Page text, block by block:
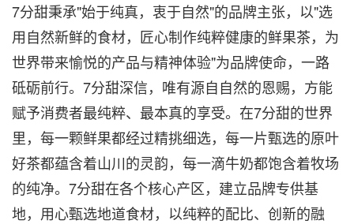
7分甜秉承"始于纯真，衷于自然"的品牌主张，以"选
用自然新鲜的食材，匠心制作纯粹健康的鲜果茶，为
世界带来愉悦的产品与精神体验"为品牌使命，一路
砥砺前行。7分甜深信，唯有源自自然的恩赐，方能
赋予消费者最纯粹、最本真的享受。在7分甜的世界
里，每一颗鲜果都经过精挑细选，每一片甄选的原叶
好茶都蕴含着山川的灵韵，每一滴牛奶都饱含着牧场
的纯净。7分甜在各个核心产区，建立品牌专供基
地，用心甄选地道食材，以纯粹的配比、创新的融